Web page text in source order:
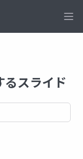
るスライド